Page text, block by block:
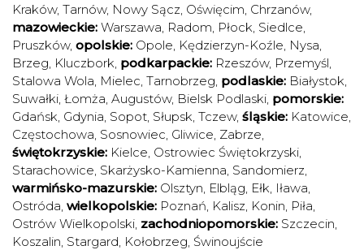
Kraków, Tarnów, Nowy Sącz, Oświęcim, Chrzanów,
mazowieckie: Warszawa, Radom, Płock, Siedlce,
Pruszków, opolskie: Opole, Kędzierzyn-Koźle, Nysa,
Brzeg, Kluczbork, podkarpackie: Rzeszów, Przemyśl,
Stalowa Wola, Mielec, Tarnobrzeg, podlaskie: Białystok,
Suwałki, Łomża, Augustów, Bielsk Podlaski, pomorskie:
Gdańsk, Gdynia, Sopot, Słupsk, Tczew, śląskie: Katowice,
Częstochowa, Sosnowiec, Gliwice, Zabrze,
świętokrzyskie: Kielce, Ostrowiec Świętokrzyski,
Starachowice, Skarżysko-Kamienna, Sandomierz,
warmińsko-mazurskie: Olsztyn, Elbląg, Ełk, Iława,
Ostróda, wielkopolskie: Poznań, Kalisz, Konin, Piła,
Ostrów Wielkopolski, zachodniopomorskie: Szczecin,
Koszalin, Stargard, Kołobrzeg, Świnoujście